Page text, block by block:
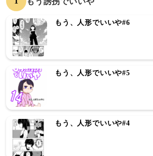
もう、人形でいいや#6
もう、人形でいいや#5
もう、人形でいいや#4